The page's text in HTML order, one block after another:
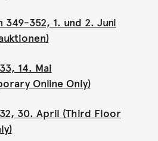
349-352, 1. und 2. Juni
14. Mai
Online Only)
30. April (Third Floor